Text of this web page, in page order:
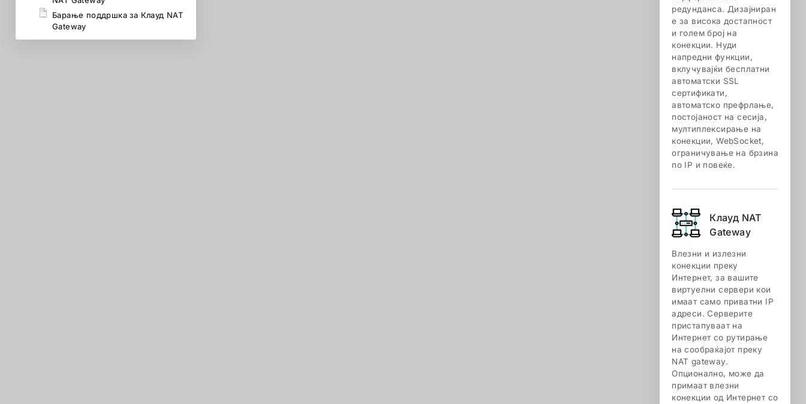
Барање поддршка за Клауд NAT
Gateway
редунданса. Дизајниран
е за висока достапност
и голем број на
конекции. Нуди
напредни функции,
вклучувајќи бесплатни
автоматски SSL
сертификати,
автоматско префрлање,
постојаност на сесија,
мултиплексирање на
конекции, WebSocket,
ограничување на брзина
по IP и повеќе.
Клауд NAT
Gateway
Влезни и излезни
конекции преку
Интернет, за вашите
виртуелни сервери кои
имаат само приватни IP
адреси. Серверите
пристапуваат на
Интернет со рутирање
на сообраќајот преку
NAT gateway.
Опционално, може да
примаат влезни
конекции од Интернет со